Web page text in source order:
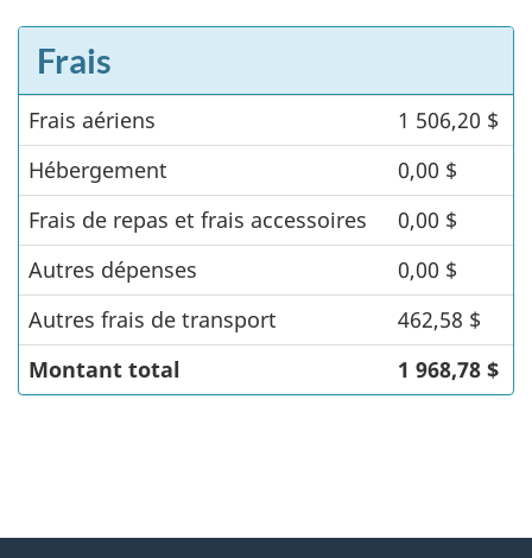
Frais
Frais
Frais aériens
1 506,20 $
Hébergement
0,00 $
Frais de repas et frais accessoires
0,00 $
Autres dépenses
0,00 $
Autres frais de transport
462,58 $
Montant total
1 968,78 $
D